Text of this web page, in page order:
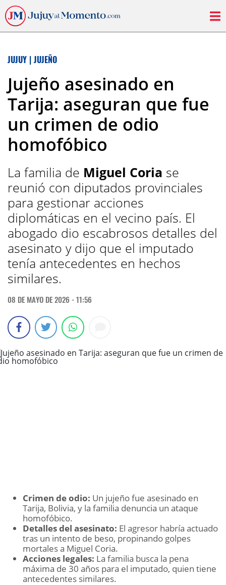
JUJUY | JUJEÑO
Jujeño asesinado en
Tarija: aseguran que fue
un crimen de odio
homofóbico
La familia de Miguel Coria se
reunió con diputados provinciales
para gestionar acciones
diplomáticas en el vecino país. El
abogado dio escabrosos detalles del
asesinato y dijo que el imputado
tenía antecedentes en hechos
similares.
08 DE MAYO DE 2026 - 11:56
Crimen de odio: Un jujeño fue asesinado en
Tarija, Bolivia, y la familia denuncia un ataque
homofóbico.
Detalles del asesinato: El agresor habría actuado
tras un intento de beso, propinando golpes
mortales a Miguel Coria.
Acciones legales: La familia busca la pena
máxima de 30 años para el imputado, quien tiene
antecedentes similares.